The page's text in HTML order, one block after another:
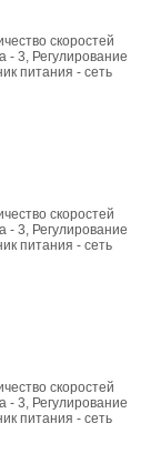
скоростей
- 3, Регулирование
питания - сеть
скоростей
- 3, Регулирование
питания - сеть
скоростей
- 3, Регулирование
питания - сеть